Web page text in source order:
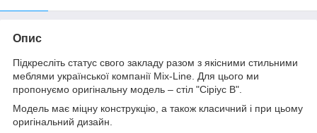
Опис
Підкресліть статус свого закладу разом з якісними стильними
меблями української компанії Mix-Line. Для цього ми
пропонуємо оригінальну модель – стіл "Сіріус В".
Модель має міцну конструкцію, а також класичний і при цьому
оригінальний дизайн.